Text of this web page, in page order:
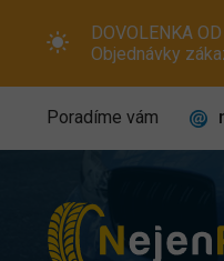
DOVOLENKA
Objednávky
Poradíme vám